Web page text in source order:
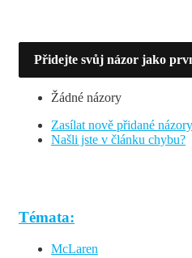
Přidejte svůj názor jako
Žádné názory
Zasílat nově přidané
Našli jste v článku chybu?
Témata:
McLaren